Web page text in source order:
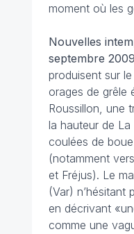
moment où les
Nouvelles
septembre 2009
produisent sur
orages de grêle
Roussillon, une
la hauteur de
coulées de
(notamment
et Fréjus). Le
(Var) n’hésitant
en décrivant
comme une